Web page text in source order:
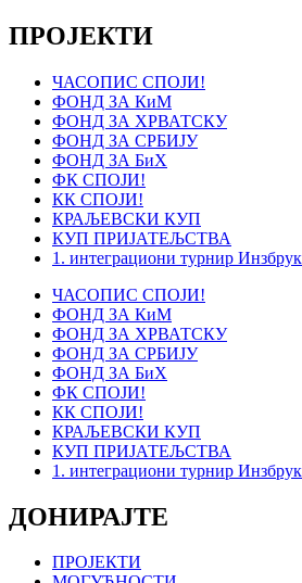
ПРОЈЕКТИ
ЧАСОПИС СПОЈИ!
ФОНД ЗА КиМ
ФОНД ЗА ХРВАТСКУ
ФОНД ЗА СРБИЈУ
ФОНД ЗА БиХ
ФК СПОЈИ!
КК СПОЈИ!
КРАЉЕВСКИ КУП
КУП ПРИЈАТЕЉСТВА
1. интеграциони турнир
ЧАСОПИС СПОЈИ!
ФОНД ЗА КиМ
ФОНД ЗА ХРВАТСКУ
ФОНД ЗА СРБИЈУ
ФОНД ЗА БиХ
ФК СПОЈИ!
КК СПОЈИ!
КРАЉЕВСКИ КУП
КУП ПРИЈАТЕЉСТВА
1. интеграциони турнир
ДОНИРАЈТЕ
ПРОЈЕКТИ